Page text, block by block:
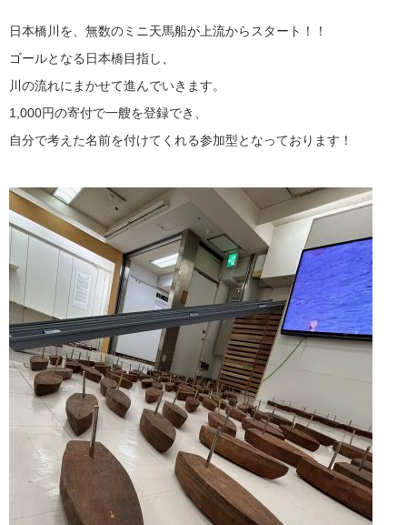
日本橋川を、無数のミニ天馬船が上流からスタート！！
ゴールとなる日本橋目指し、
川の流れにまかせて進んでいきます。
1,000円の寄付で一艘を登録でき、
自分で考えた名前を付けてくれる参加型となっております！